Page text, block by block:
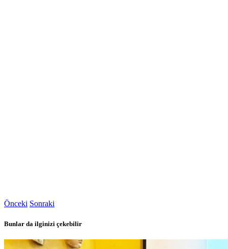
Önceki Sonraki
Bunlar da ilginizi çekebilir